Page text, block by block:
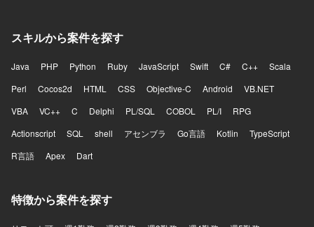
いくフェーズに携わることができます。単に決められた仕
様を実装するのではなく、顧客環境で発生している課題を
整理し、その場限りの個別対応ではなくプロダクトとして
再利用可能な機能や仕組みへ昇華していくことが求められ
ます。既存機能の改善と新規機能開発を両立するために、
を見直していく余地があり、フロントエンドとバックエン
ドを横断して手を動かしながら将来的にはテックリードと
ジションです。通話中のリアルタイム支援、通話内容の活
境】 フロントエンドはReact、Next.js、Chrome Extension
スキルから案件を探す
Java PHP Python Ruby JavaScript Swift C# C++
Scala
Perl
Cocos2d HTML CSS Objective-C Android
VB.NET
VBA
VC++ C Delphi PL/SQL COBOL PL/I
RPG
Actionscript
SQL shell アセンブラ Go言語 Kotlin
TypeScript
R言語
Apex Dart
特徴から案件を探す